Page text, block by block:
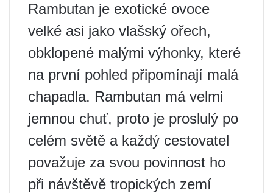
Rambutan je exotické ovoce
velké asi jako vlašský ořech,
obklopené malými výhonky, které
na první pohled připomínají malá
chapadla. Rambutan má velmi
jemnou chuť, proto je proslulý po
celém světě a každý cestovatel
považuje za svou povinnost ho
při návštěvě tropických zemí